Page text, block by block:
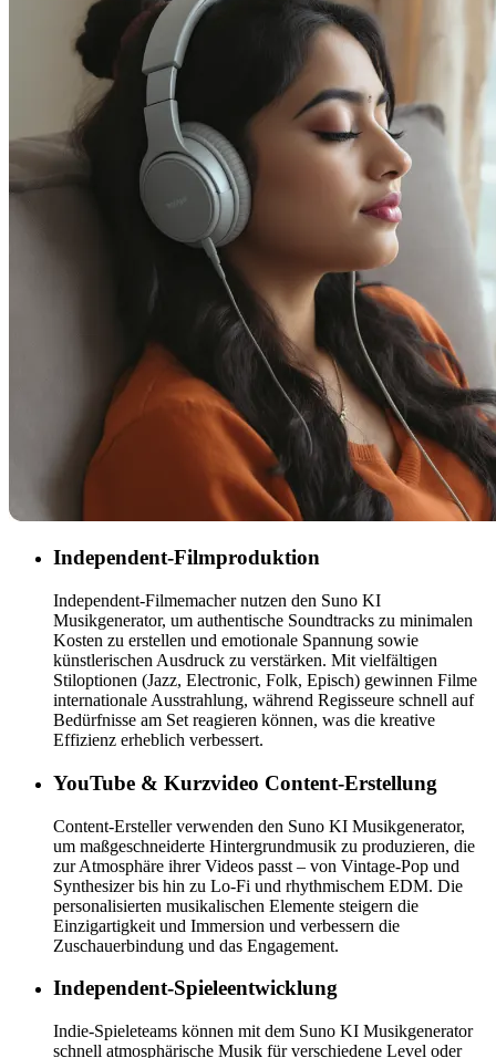
Independent-Filmproduktion
Independent-Filmemacher nutzen den Suno KI
Musikgenerator, um authentische Soundtracks zu minimalen
Kosten zu erstellen und emotionale Spannung sowie
künstlerischen Ausdruck zu verstärken. Mit vielfältigen
Stiloptionen (Jazz, Electronic, Folk, Episch) gewinnen Filme
internationale Ausstrahlung, während Regisseure schnell auf
Bedürfnisse am Set reagieren können, was die kreative
Effizienz erheblich verbessert.
YouTube & Kurzvideo Content-Erstellung
Content-Ersteller verwenden den Suno KI Musikgenerator,
um maßgeschneiderte Hintergrundmusik zu produzieren, die
zur Atmosphäre ihrer Videos passt – von Vintage-Pop und
Synthesizer bis hin zu Lo-Fi und rhythmischem EDM. Die
personalisierten musikalischen Elemente steigern die
Einzigartigkeit und Immersion und verbessern die
Zuschauerbindung und das Engagement.
Independent-Spieleentwicklung
Indie-Spieleteams können mit dem Suno KI Musikgenerator
schnell atmosphärische Musik für verschiedene Level oder